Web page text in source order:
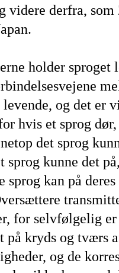
videre derfra,
holder sproget
levende, og det er
hvis et sprog dør,
det sprog
sprog kunne det
sprog kan på deres
for selvfølgelig er
på kryds og tværs
og de